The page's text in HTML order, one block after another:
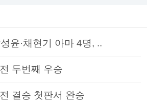
윤·채현기 아마 4명, ..
두번째 우승
결승 첫판서 완승